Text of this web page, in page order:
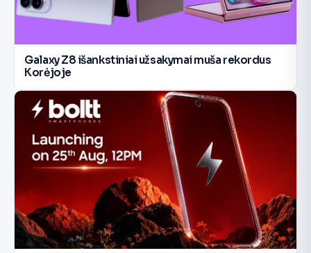
Galaxy Z8 išankstiniai užsakymai muša rekordus
Korėjoje